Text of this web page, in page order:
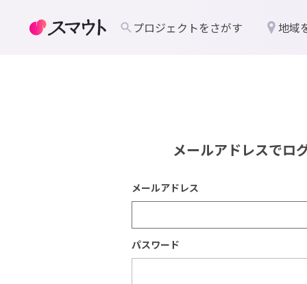
メールアドレスでロ
メールアドレス
パスワード
プロジェクトをさがす 地域